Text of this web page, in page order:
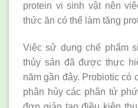
protein vi sinh vật nên
thức ăn có thể làm tăng
Việc sử dụng chế phẩm
thủy sản đã được thực
năm gần đây. Probiotic có
phân hủy các phân tử